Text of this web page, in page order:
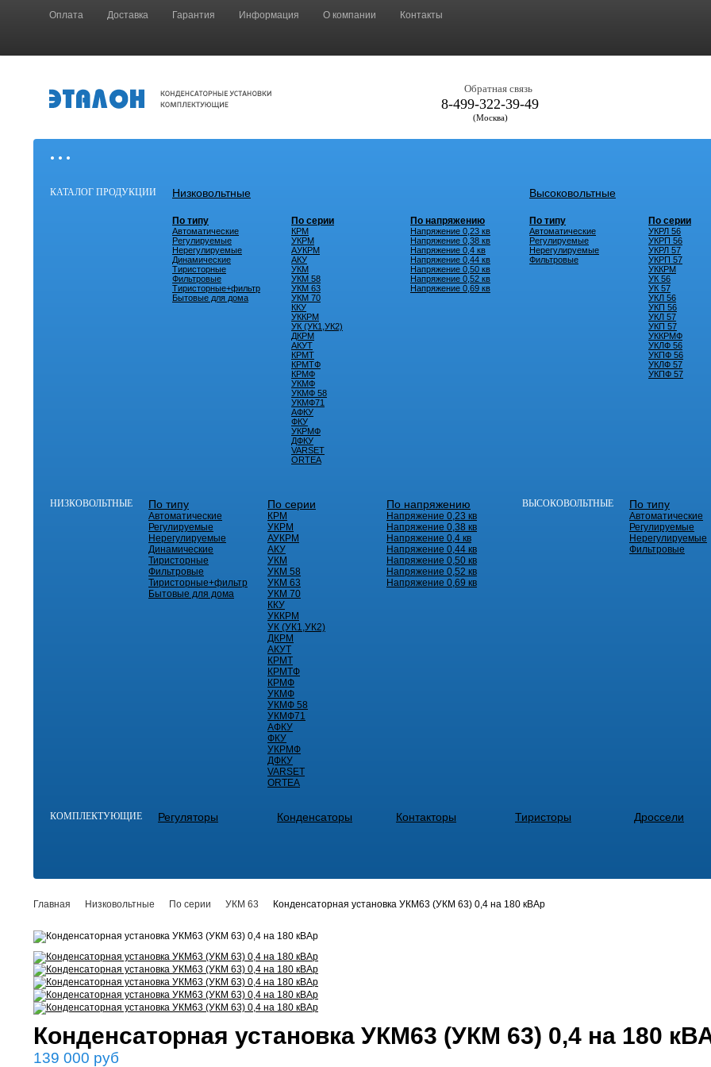
Оплата Доставка Гарантия Информация О компании Контакты
Обратная связь
8-499-322-39-49
(Москва)
• • •
КАТАЛОГ ПРОДУКЦИИ Низковольтные
По типу
Автоматические
Регулируемые
Нерегулируемые
Динамические
Тиристорные
Фильтровые
Тиристорные+фильтр
Бытовые для дома
По серии
КРМ
УКРМ
АУКРМ
АКУ
УКМ
УКМ 58
УКМ 63
УКМ 70
ККУ
УККРМ
УК (УК1,УК2)
ДКРМ
АКУТ
КРМТ
КРМТФ
КРМФ
УКМФ
УКМФ 58
УКМФ71
АФКУ
ФКУ
УКРМФ
ДФКУ
VARSET
ORTEA
По напряжению
Напряжение 0,23 кв
Напряжение 0,38 кв
Напряжение 0,4 кв
Напряжение 0,44 кв
Напряжение 0,50 кв
Напряжение 0,52 кв
Напряжение 0,69 кв
Высоковольтные
По типу
Автоматические
Регулируемые
Нерегулируемые
Фильтровые
По серии
УКРЛ 56
УКРП 56
УКРЛ 57
УКРП 57
УККРМ
УК 56
УК 57
УКЛ 56
УКП 56
УКЛ 57
УКП 57
УККРМФ
УКЛФ 56
УКПФ 56
УКЛФ 57
УКПФ 57
НИЗКОВОЛЬТНЫЕ По типу
Автоматические
Регулируемые
Нерегулируемые
Динамические
Тиристорные
Фильтровые
Тиристорные+фильтр
Бытовые для дома
По серии
КРМ
УКРМ
АУКРМ
АКУ
УКМ
УКМ 58
УКМ 63
УКМ 70
ККУ
УККРМ
УК (УК1,УК2)
ДКРМ
АКУТ
КРМТ
КРМТФ
КРМФ
УКМФ
УКМФ 58
УКМФ71
АФКУ
ФКУ
УКРМФ
ДФКУ
VARSET
ORTEA
По напряжению
Напряжение 0,23 кв
Напряжение 0,38 кв
Напряжение 0,4 кв
Напряжение 0,44 кв
Напряжение 0,50 кв
Напряжение 0,52 кв
Напряжение 0,69 кв
ВЫСОКОВОЛЬТНЫЕ По типу
Автоматические
Регулируемые
Нерегулируемые
Фильтровые
КОМПЛЕКТУЮЩИЕ Регуляторы Конденсаторы Контакторы Тиристоры Дроссели
Главная Низковольтные По серии УКМ 63 Конденсаторная установка УКМ63 (УКМ 63) 0,4 на 180 кВАр
Конденсаторная установка УКМ63 (УКМ 63) 0,4 на 180
139 000 руб